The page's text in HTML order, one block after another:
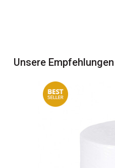
Unsere Empfehlungen